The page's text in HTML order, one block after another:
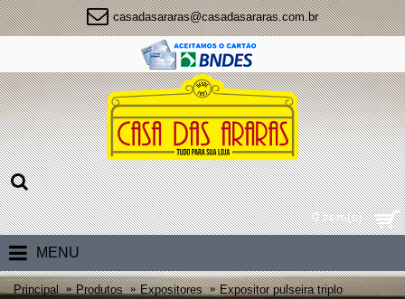
casadasararas@casadasararas.com.br
0 item(s)
MENU
Principal Produtos Expositores Expositor pulseira triplo